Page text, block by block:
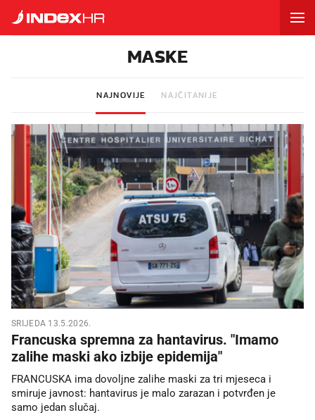
MASKE
NAJNOVIJE NAJČITANIJE
SRIJEDA 13.5.2026.
Francuska spremna za hantavirus. "Imamo
zalihe maski ako izbije epidemija"
FRANCUSKA ima dovoljne zalihe maski za tri mjeseca i
smiruje javnost: hantavirus je malo zarazan i potvrđen je
samo jedan slučaj.